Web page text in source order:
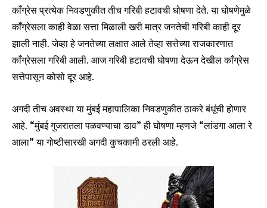
काँग्रेस प्रत्येक निवडणुकीत तीच गरिबी हटावची घोषणा देते. या घोषणेमुळे
काँग्रेसला काही वेळा सत्ता मिळाली खरी मात्र जनतेची गरिबी काही दूर
झाली नाही. जेव्हा हे जनतेच्या लक्षात आले तेव्हा सत्तेच्या राजकारणात
काँग्रेसला गरिबी आली. आज गरिबी हटावची घोषणा देऊन देखील काँग्रेस
सत्तेपासून कोसो दूर आहे.
अगदी तीच अवस्था या मुंबई महापालिका निवडणुकीत ठाकरे बंधूंची होणार
आहे. “मुंबई गुजरातला पळवण्याचा डाव” ही घोषणा म्हणजे “लांडगा आला रे
आला” या गोष्टीसारखी अगदी कुचकामी ठरली आहे.